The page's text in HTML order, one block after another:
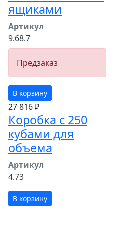
ящиками
Артикул
9.68.7
Предзаказ
В корзину
27 816 ₽
Коробка с 250
кубами для
объема
Артикул
4.73
В корзину